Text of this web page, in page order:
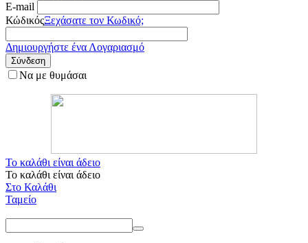
E-mail
ΚώδικόςΞεχάσατε τον Κωδικό;
Δημιουργήστε ένα Λογαριασμό
Σύνδεση
Να με θυμάσαι
Το καλάθι είναι άδειο
Το καλάθι είναι άδειο
Στο Καλάθι
Ταμείο